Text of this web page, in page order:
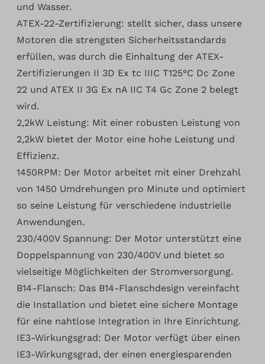
und Wasser.
ATEX-22-Zertifizierung: stellt sicher, dass unsere
Motoren die strengsten Sicherheitsstandards
erfüllen, was durch die Einhaltung der ATEX-
Zertifizierungen II 3D Ex tc IIIC T125°C Dc Zone
22 und ATEX II 3G Ex nA IIC T4 Gc Zone 2 belegt
wird.
2,2kW Leistung: Mit einer robusten Leistung von
2,2kW bietet der Motor eine hohe Leistung und
Effizienz.
1450RPM: Der Motor arbeitet mit einer Drehzahl
von 1450 Umdrehungen pro Minute und optimiert
so seine Leistung für verschiedene industrielle
Anwendungen.
230/400V Spannung: Der Motor unterstützt eine
Doppelspannung von 230/400V und bietet so
vielseitige Möglichkeiten der Stromversorgung.
B14-Flansch: Das B14-Flanschdesign vereinfacht
die Installation und bietet eine sichere Montage
für eine nahtlose Integration in Ihre Einrichtung.
IE3-Wirkungsgrad: Der Motor verfügt über einen
IE3-Wirkungsgrad, der einen energiesparenden